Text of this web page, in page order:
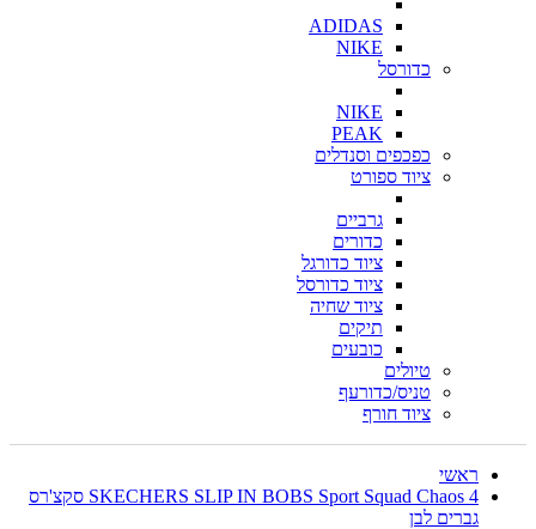
ADIDAS
NIKE
כדורסל
NIKE
PEAK
כפכפים וסנדלים
ציוד ספורט
גרביים
כדורים
ציוד כדורגל
ציוד כדורסל
ציוד שחיה
תיקים
כובעים
טיולים
טניס/כדורעף
ציוד חורף
ראשי
SKECHERS SLIP IN BOBS Sport Squad Chaos 4 סקצ'רס
גברים לבן